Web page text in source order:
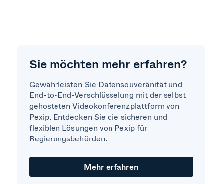
Sie möchten mehr erfahren?
Gewährleisten Sie Datensouveränität und
End-to-End-Verschlüsselung mit der selbst
gehosteten Videokonferenzplattform von
Pexip. Entdecken Sie die sicheren und
flexiblen Lösungen von Pexip für
Regierungsbehörden.
Mehr erfahren